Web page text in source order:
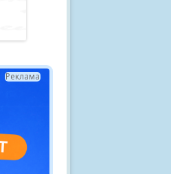
Реклама